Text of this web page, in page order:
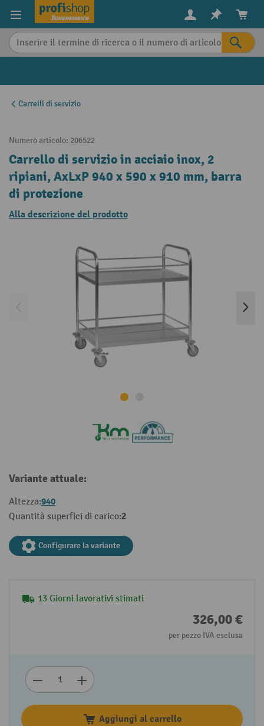
content
Carrelli di servizio
Numero articolo: 206522
Carrello di servizio in acciaio inox, 2
ripiani, AxLxP 940 x 590 x 910 mm, barra
di protezione
Alla descrizione del prodotto
Variante attuale:
Altezza:940
Quantità superfici di carico:2
Configurare la variante
13 Giorni lavorativi stimati
326,00 €
per pezzo IVA esclusa
Aggiungi al carrello